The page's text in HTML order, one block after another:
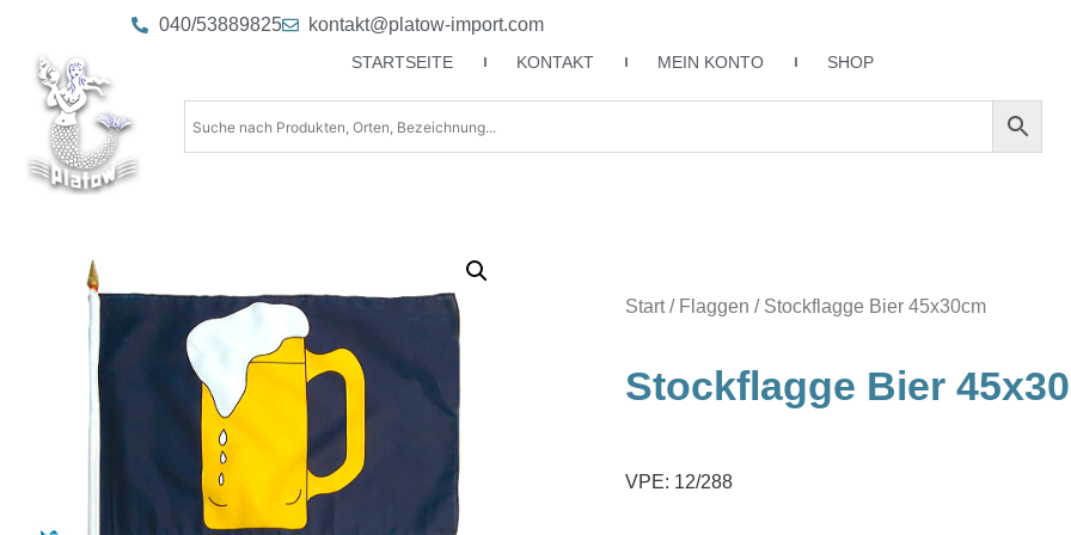
040/53889825 kontakt@platow-import.com
STARTSEITE KONTAKT MEIN KONTO SHOP
Start/ Flaggen / Stockflagge Bier 45x30cm
Stockflagge Bier
VPE: 12/288